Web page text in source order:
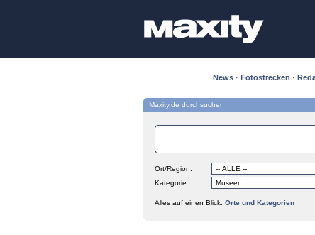
News · Fotostrecken ·
Maxity.de durchsuchen
Ort/Region:
Kategorie:
Alles auf einen Blick: Orte und Kategorien